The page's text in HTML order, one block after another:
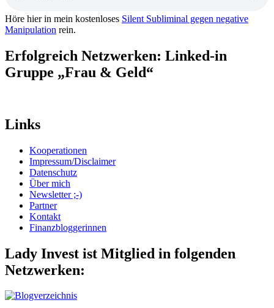
Höre hier in mein kostenloses Silent Subliminal gegen negative
Manipulation rein.
Erfolgreich Netzwerken: Linked-in
Gruppe „Frau & Geld“
Links
Kooperationen
Impressum/Disclaimer
Datenschutz
Über mich
Newsletter ;-)
Partner
Kontakt
Finanzbloggerinnen
Lady Invest ist Mitglied in folgenden
Netzwerken: